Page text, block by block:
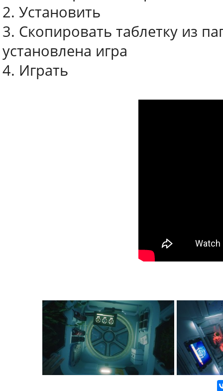
2. Установить
3. Скопировать таблетку из
установлена игра
4. Играть